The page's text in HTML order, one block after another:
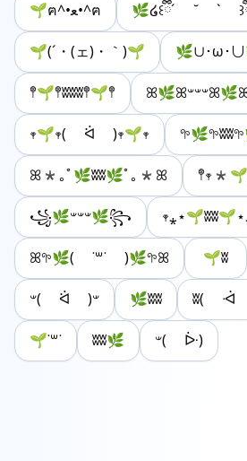
🌱ฅ^•ﻌ•^ฅ 🌿໒꒰ྀི´ ˘ `
🌱(´・(ェ)・｀)🌱 🌿∪･ω･
𖤣🌱𖤣ʬʬʬ𖤣🌱𖤣
𖥧🌱𖥧( ᐛ )𖥧🌱𖥧
ꕤ*｡ﾟ🌿ʬʬ🌿ﾟ｡*ꕤ
꧁🌿𐤔𐤔𐤔🌿꧂
ꕤ𖧧🌿( ˙꒳˙ )🌿𖧧ꕤ 🌱ʬ
𐤔( ᐛ )𐤔 🌿ʬʬ ʬ( ᐙ
🌱˙꒳˙ ʬʬ🌿 𐤔( ᐕ)